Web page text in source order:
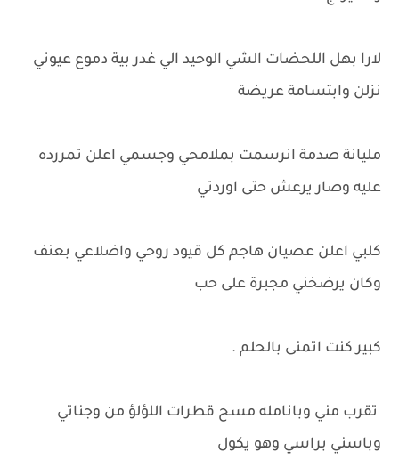
لارا بهل اللحضات الشي الوحيد الي غدر بية دموع عيوني
نزلن وابتسامة عريضة
مليانة صدمة انرسمت بملامحي وجسمي اعلن تمررده
عليه وصار يرعش حتى اوردتي
كلبي اعلن عصيان هاجم كل قيود روحي واضلاعي بعنف
وكان يرضخني مجبرة على حب
كبير كنت اتمنى بالحلم .
تقرب مني وبانامله مسح قطرات اللؤلؤ من وجناتي
وباسني براسي وهو يكول